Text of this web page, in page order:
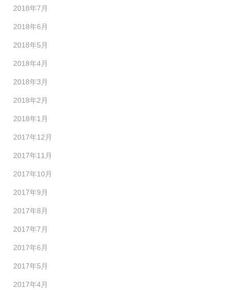
2018年7月
2018年6月
2018年5月
2018年4月
2018年3月
2018年2月
2018年1月
2017年12月
2017年11月
2017年10月
2017年9月
2017年8月
2017年7月
2017年6月
2017年5月
2017年4月